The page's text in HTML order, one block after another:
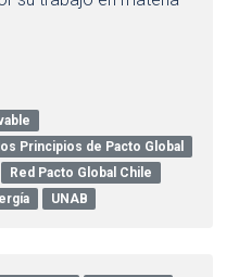
Principios de Pacto Global
Red Pacto Global Chile
UNAB